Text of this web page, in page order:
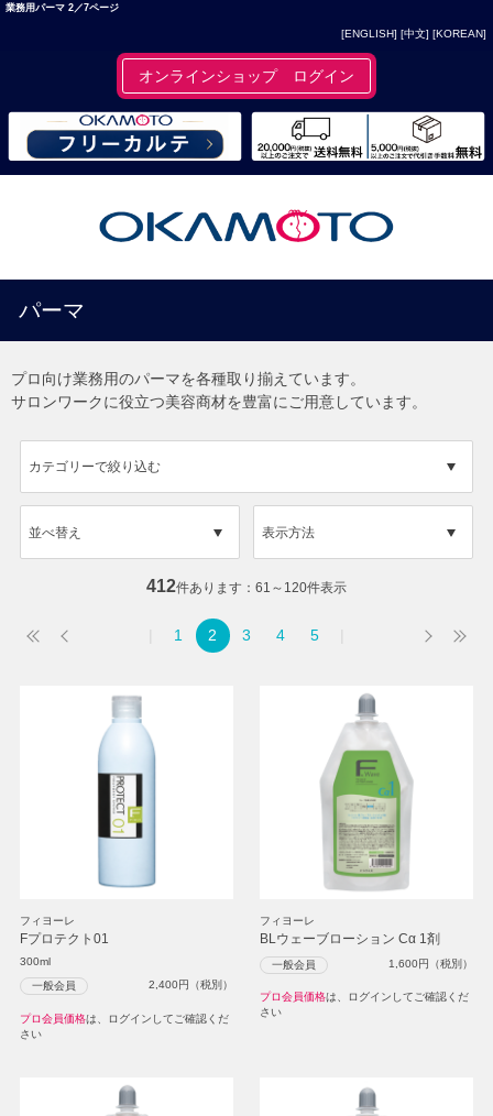
業務用パーマ 2／7ページ
[ENGLISH] [中文] [KOREAN]
オンラインショップ ログイン
パーマ
プロ向け業務用のパーマを各種取り揃えています。
サロンワークに役立つ美容商材を豊富にご用意しています。
カテゴリーで絞り込む
表示方法
並べ替え
412件あります 61～120件表示
1 2 3 4 5
フィヨーレ
Fプロテクト01
300ml
一般会員 2,400円（税別）
プロ会員価格は、ログインしてご確認くだ
さい
フィヨーレ
BLウェーブローション Cα 1剤
一般会員 1,600円（税別）
プロ会員価格は、ログインしてご確認くだ
さい